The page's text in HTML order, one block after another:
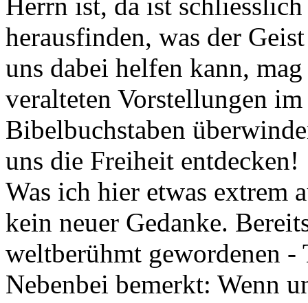
herausfinden, was der
uns dabei helfen kann,
veralteten Vorstellungen
Bibelbuchstaben
uns die Freiheit entdecken!
Was ich hier etwas extrem
kein neuer Gedanke.
weltberühmt gewordenen -
Nebenbei bemerkt: Wenn